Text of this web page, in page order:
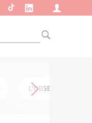
L'OBSERVATOIRE